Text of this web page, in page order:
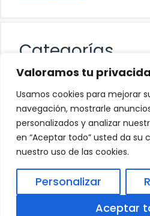
Valoramos tu
Usamos cookies para mejorar
navegación, mostrarle
personalizados y analizar
en “Aceptar todo” usted da su
nuestro uso de las cookies.
Personalizar
Aceptar
Categorías
Alimentación
Destacados
Hogar
Salud
Política de